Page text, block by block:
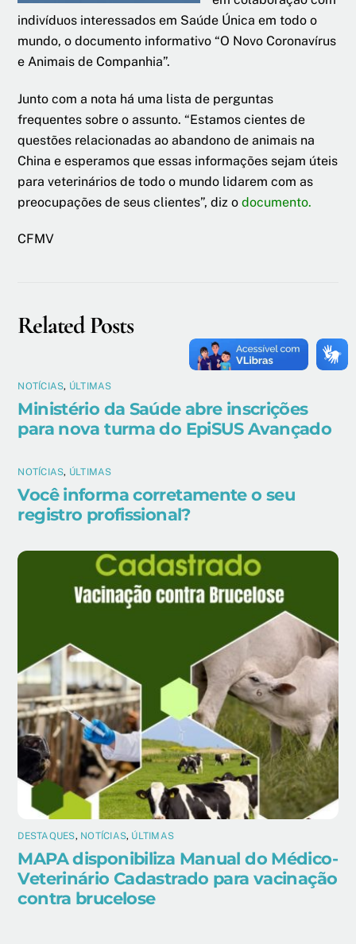
indivíduos interessados em Saúde Única em todo o
mundo, o documento informativo “O Novo Coronavírus
e Animais de Companhia”.
Junto com a nota há uma lista de perguntas
frequentes sobre o assunto. “Estamos cientes de
questões relacionadas ao abandono de animais na
China e esperamos que essas informações sejam úteis
para veterinários de todo o mundo lidarem com as
preocupações de seus clientes”, diz odocumento.
CFMV
Related Posts
NOTÍCIAS, ÚLTIMAS
Ministério da Saúde abre inscrições
para nova turma do EpiSUS Avançado
NOTÍCIAS, ÚLTIMAS
Você informa corretamente o seu
registro profissional?
DESTAQUES, NOTÍCIAS, ÚLTIMAS
MAPA disponibiliza Manual do Médico-
Veterinário Cadastrado para vacinação
contra brucelose